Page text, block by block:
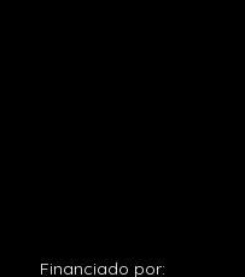
Financiado por: